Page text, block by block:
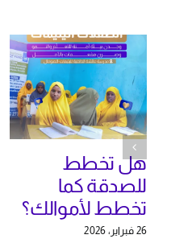
هل تخطط
للصدقة كما
تخطط لأموالك؟
26 فبراير، 2026